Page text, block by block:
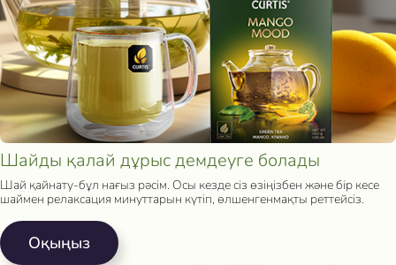
Шайды қалай дұрыс демдеуге болады
Шай қайнату-бұл нағыз рәсім. Осы кезде сіз өзіңізбен және бір кесе
шаймен релаксация минуттарын күтіп, өлшенгенмақты реттейсіз.
Oқыңыз